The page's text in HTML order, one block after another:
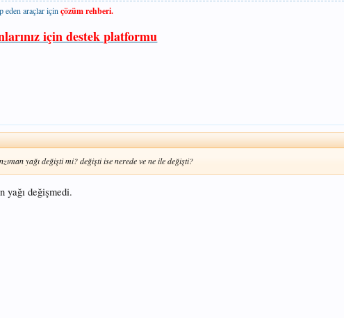
eden araçlar içinçözüm rehberi.
için destek platformu
yağı değişti mi? değişti ise nerede ve ne ile değişti?
yağı değişmedi.